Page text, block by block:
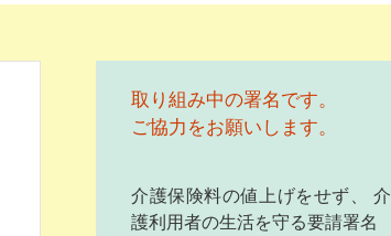
取り組み中の署名です。
ご協力をお願いします。
介護保険料の値上げをせず、 介
護利用者の生活を守る要請署名